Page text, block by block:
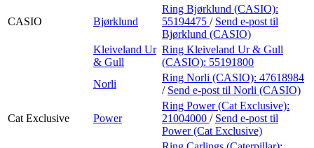
CASIO Bjørklund
Ring Bjørklund (CASIO):
55194475 / Send e-post til
Bjørklund (CASIO)
Kleiveland Ur
& Gull
Ring Kleiveland Ur & Gull
(CASIO): 55191800
Norli
Ring Norli (CASIO): 47618984
/ Send e-post til Norli (CASIO)
Cat Exclusive Power
Ring Power (Cat Exclusive):
21004000 / Send e-post til
Power (Cat Exclusive)